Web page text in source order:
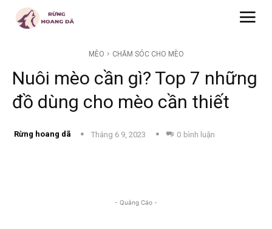
MÈO CHĂM SÓC CHO MÈO
Nuôi mèo cần gì? Top 7 những
đồ dùng cho mèo cần thiết
Rừng hoang dã Tháng 6 9, 2023 0 bình luận
- Quảng Cáo -